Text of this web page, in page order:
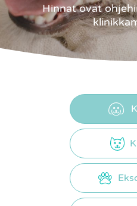
Hinnat ovat